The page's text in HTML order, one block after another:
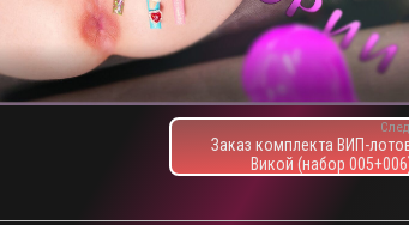
След.
Заказ комплекта ВИП-
Викой (набор